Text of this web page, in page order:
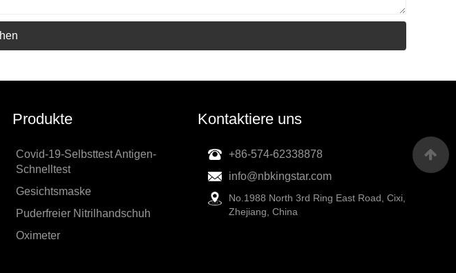
Produkte
Covid-19-Selbsttest Antigen-
Schnelltest
Gesichtsmaske
Puderfreier Nitrilhandschuh
Oximeter
Kontaktiere uns
+86-574-62338878
info@nbkingstar.com
No.1988 North 3rd Ring East Road, Cixi,
Zhejiang, China